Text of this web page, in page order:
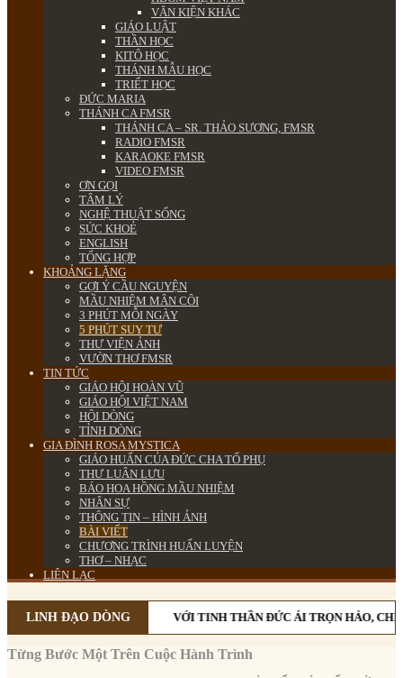
VĂN KIỆN KHÁC
GIÁO LUẬT
THẦN HỌC
KITÔ HỌC
THÁNH MẪU HỌC
TRIẾT HỌC
ĐỨC MARIA
THÁNH CA FMSR
THÁNH CA – SR. THẢO SƯƠNG, FMSR
RADIO FMSR
KARAOKE FMSR
VIDEO FMSR
ƠN GỌI
TÂM LÝ
NGHỆ THUẬT SỐNG
SỨC KHOẺ
ENGLISH
TỔNG HỢP
KHOẢNG LẶNG
GỢI Ý CẦU NGUYỆN
MẦU NHIỆM MÂN CÔI
3 PHÚT MỖI NGÀY
5 PHÚT SUY TƯ
THƯ VIỆN ẢNH
VƯỜN THƠ FMSR
TIN TỨC
GIÁO HỘI HOÀN VŨ
GIÁO HỘI VIỆT NAM
HỘI DÒNG
TỈNH DÒNG
GIA ĐÌNH ROSA MYSTICA
GIÁO HUẤN CỦA ĐỨC CHA TỔ PHỤ
THƯ LUÂN LƯU
BÁO HOA HỒNG MẦU NHIỆM
NHÂN SỰ
THÔNG TIN – HÌNH ẢNH
BÀI VIẾT
CHƯƠNG TRÌNH HUẤN LUYỆN
THƠ – NHẠC
LIÊN LẠC
LINH ĐẠO DÒNG VỚI TINH THẦN ĐỨC ÁI TRỌN HẢO, CHỊ
Từng Bước Một Trên Cuộc Hành Trình